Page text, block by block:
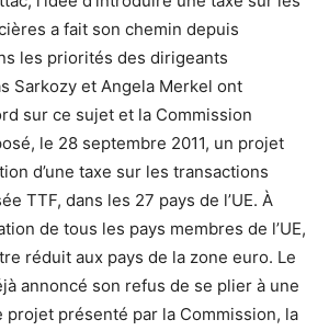
a fait son chemin depuis
les priorités des dirigeants
Sarkozy et Angela Merkel ont
sur ce sujet et la Commission
le 28 septembre 2011, un projet
d’une taxe sur les transactions
TTF, dans les 27 pays de l’UE. À
de tous les pays membres de l’UE,
réduit aux pays de la zone euro. Le
annoncé son refus de se plier à une
projet présenté par la Commission, la